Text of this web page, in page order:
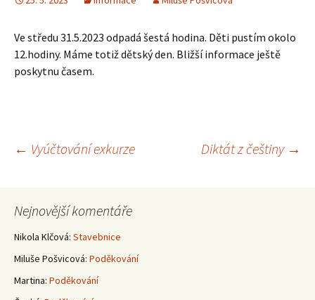
Ve středu 31.5.2023 odpadá šestá hodina. Děti pustím okolo
12.hodiny. Máme totiž dětský den. Bližší informace ještě
poskytnu časem.
Navigace
pro
příspěvky
← Vyúčtování exkurze Diktát z češtiny →
Nejnovější komentáře
Nikola Klčová: Stavebnice
Miluše Pošvicová: Poděkování
Martina: Poděkování